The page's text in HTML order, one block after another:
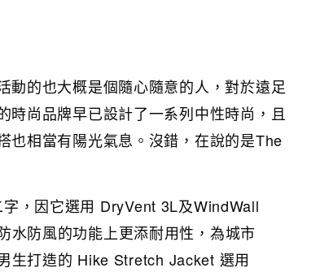
動的也大概是個隨心隨意的人，對於遠足
時尚品牌早已設計了一系列中性時尚，且
也相當有陽光氣息。沒錯，在說的是The
，因它選用 DryVent 3L及WindWall
水防風的功能上更添耐用性，為城市
生打造的 Hike Stretch Jacket 選用